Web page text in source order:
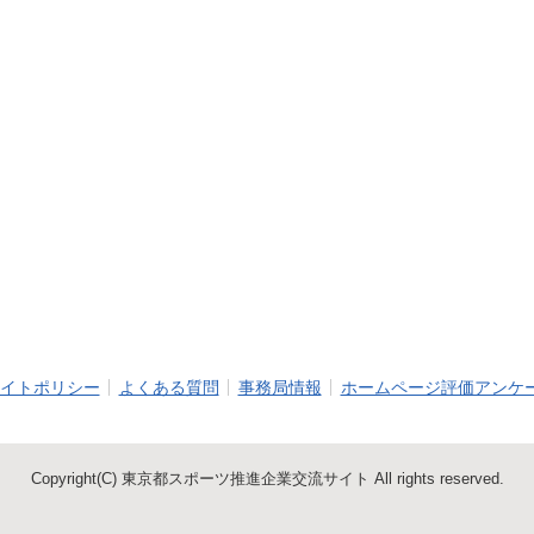
トポリシー よくある質問 事務局情報 ホームページ評価アンケ
Copyright(C) 東京都スポーツ推進企業交流サイト All rights reserved.